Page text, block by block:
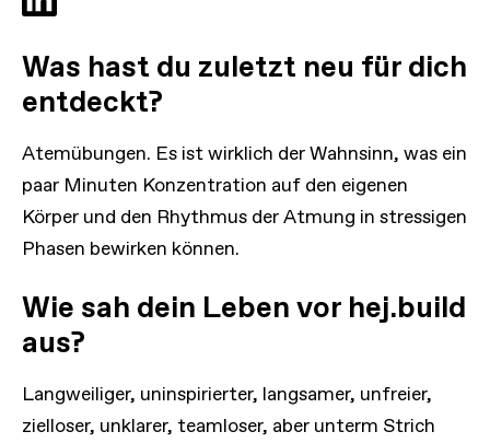
Was hast du zuletzt neu für dich
entdeckt?
Atemübungen. Es ist wirklich der Wahnsinn, was ein
paar Minuten Konzentration auf den eigenen
Körper und den Rhythmus der Atmung in stressigen
Phasen bewirken können.
Wie sah dein Leben vor hej.build
aus?
Langweiliger, uninspirierter, langsamer, unfreier,
zielloser, unklarer, teamloser, aber unterm Strich